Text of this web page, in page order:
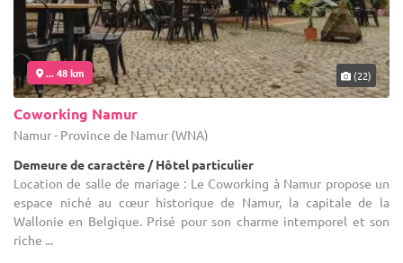
... 48 km (22)
Coworking Namur
Namur - Province de Namur (WNA)
Demeure de caractère / Hôtel particulier
Location de salle de mariage : Le Coworking à Namur propose un
espace niché au cœur historique de Namur, la capitale de la
Wallonie en Belgique. Prisé pour son charme intemporel et son
riche ...